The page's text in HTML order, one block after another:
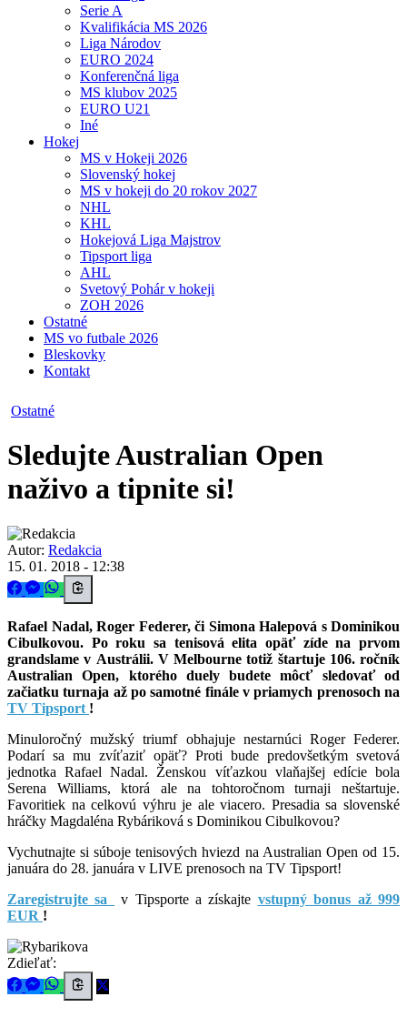
Serie A
Kvalifikácia MS 2026
Liga Národov
EURO 2024
Konferenčná liga
MS klubov 2025
EURO U21
Iné
Hokej
MS v Hokeji 2026
Slovenský hokej
MS v hokeji do 20 rokov 2027
NHL
KHL
Hokejová Liga Majstrov
Tipsport liga
AHL
Svetový Pohár v hokeji
ZOH 2026
Ostatné
MS vo futbale 2026
Bleskovky
Kontakt
Ostatné
Sledujte Australian Open
naživo a tipnite si!
Autor: Redakcia
15. 01. 2018 - 12:38
Rafael Nadal, Roger Federer, či Simona Halepová s Dominikou
Cibulkovou. Po roku sa tenisová elita opäť zíde na prvom
grandslame v Austrálii. V Melbourne totiž štartuje 106. ročník
Australian Open, ktorého duely budete môcť sledovať od
začiatku turnaja až po samotné finále v priamych prenosoch na
TV Tipsport !
Minuloročný mužský triumf obhajuje nestarnúci Roger Federer.
Podarí sa mu zvíťaziť opäť? Proti bude predovšetkým svetová
jednotka Rafael Nadal. Ženskou víťazkou vlaňajšej edície bola
Serena Williams, ktorá ale na tohtoročnom turnaji neštartuje.
Favoritiek na celkovú výhru je ale viacero. Presadia sa slovenské
hráčky Magdaléna Rybáriková s Dominikou Cibulkovou?
Vychutnajte si súboje tenisových hviezd na Australian Open od 15.
januára do 28. januára v LIVE prenosoch na TV Tipsport!
Zaregistrujte sa
v Tipsporte a získajte vstupný bonus až 999
EUR !
Zdieľať: